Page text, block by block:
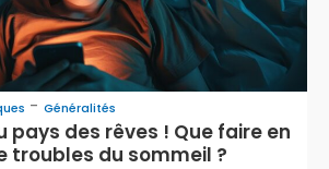
- Généralités
pays des rêves ! Que faire en
troubles du sommeil ?